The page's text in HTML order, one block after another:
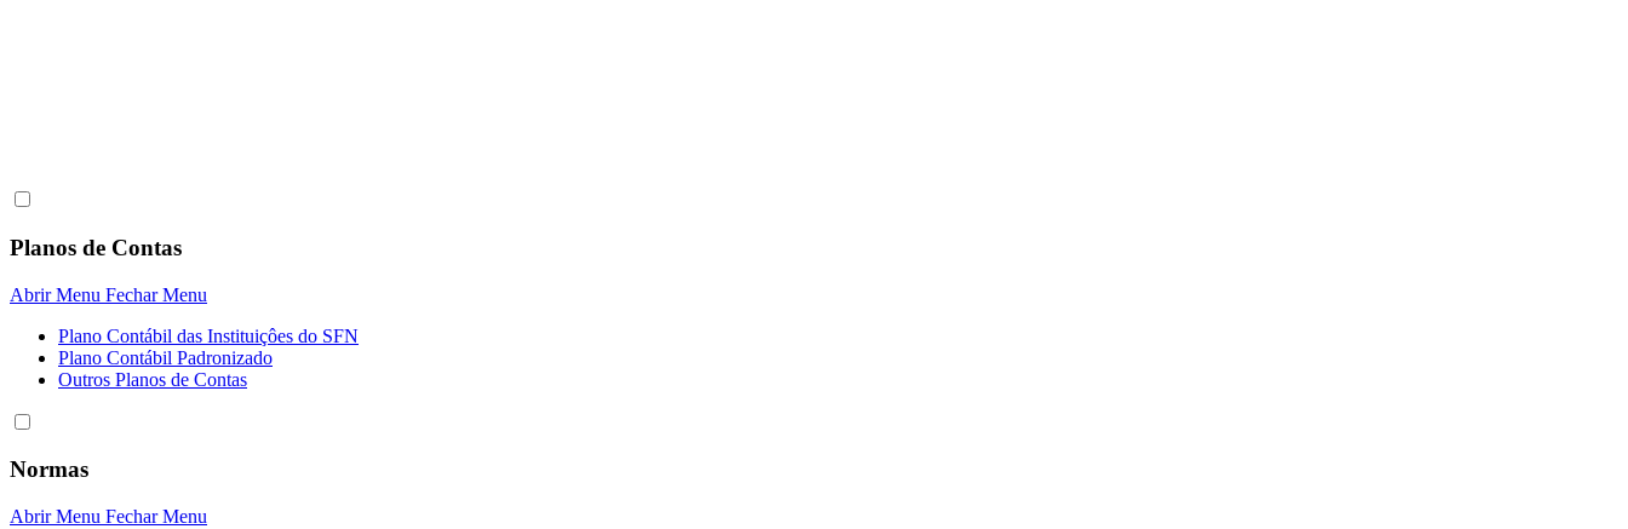
Planos de Contas
Abrir Menu Fechar Menu
Plano Contábil das Instituiçôes do SFN
Plano Contábil Padronizado
Outros Planos de Contas
Normas
Abrir Menu Fechar Menu